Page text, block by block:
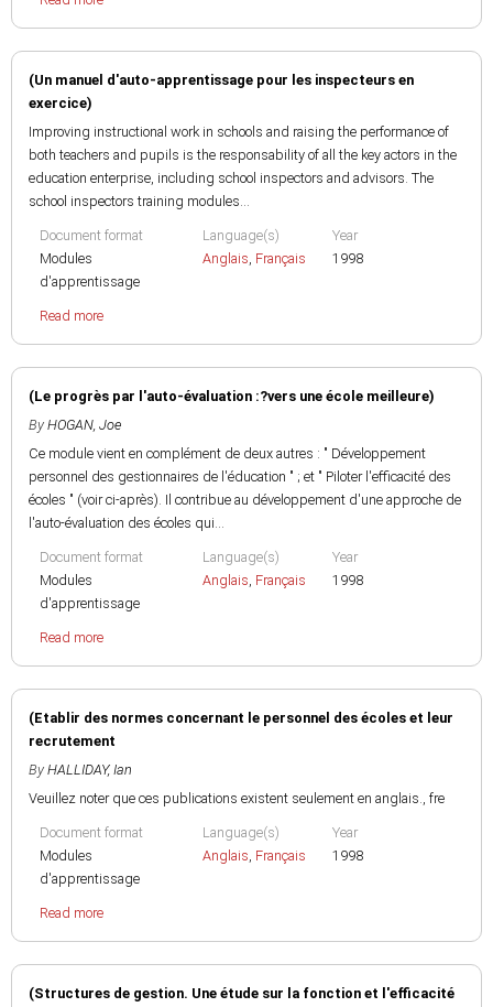
(Un manuel d'auto-apprentissage pour les inspecteurs en
exercice)
Improving instructional work in schools and raising the performance of
both teachers and pupils is the responsability of all the key actors in the
education enterprise, including school inspectors and advisors. The
school inspectors training modules...
Document format
Modules
d'apprentissage
Language(s)
Anglais, Français
Year
1998
Read more
(Le progrès par l'auto-évaluation :?vers une école meilleure)
By HOGAN, Joe
Ce module vient en complément de deux autres : " Développement
personnel des gestionnaires de l'éducation " ; et " Piloter l'efficacité des
écoles " (voir ci-après). Il contribue au développement d'une approche de
l'auto-évaluation des écoles qui...
Document format
Modules
d'apprentissage
Language(s)
Anglais, Français
Year
1998
Read more
(Etablir des normes concernant le personnel des écoles et leur
recrutement
By HALLIDAY, Ian
Veuillez noter que ces publications existent seulement en anglais., fre
Document format
Modules
d'apprentissage
Language(s)
Anglais, Français
Year
1998
Read more
(Structures de gestion. Une étude sur la fonction et l'efficacité